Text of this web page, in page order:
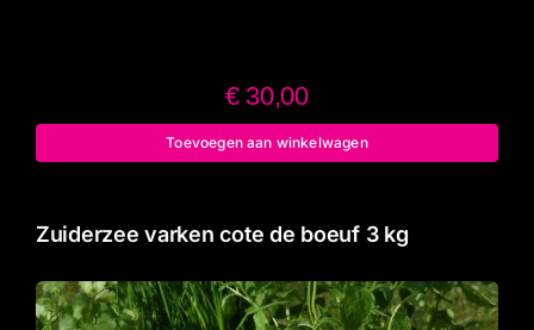
€30,00
Toevoegen aan winkelwagen
Zuiderzee varken cote de boeuf 3 kg